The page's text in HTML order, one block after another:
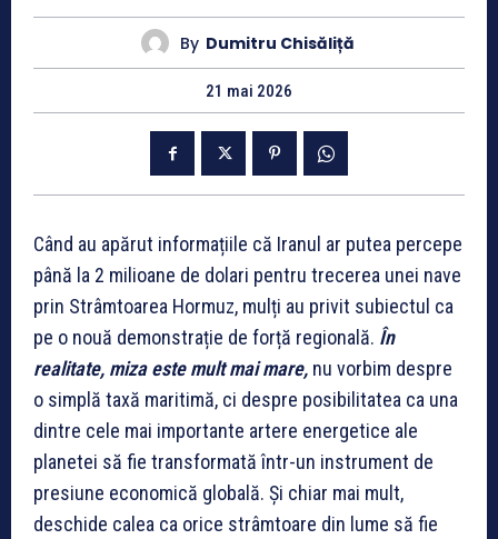
By Dumitru Chisăliță
21 mai 2026
Când au apărut informațiile că Iranul ar putea percepe
până la 2 milioane de dolari pentru trecerea unei nave
prin Strâmtoarea Hormuz, mulți au privit subiectul ca
pe o nouă demonstrație de forță regională. În
realitate, miza este mult mai mare, nu vorbim despre
o simplă taxă maritimă, ci despre posibilitatea ca una
dintre cele mai importante artere energetice ale
planetei să fie transformată într-un instrument de
presiune economică globală. Și chiar mai mult,
deschide calea ca orice strâmtoare din lume să fie